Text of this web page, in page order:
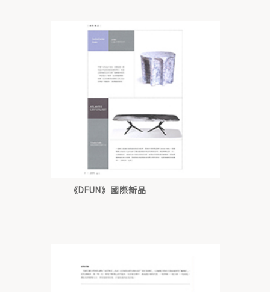
《DFUN》國際新品